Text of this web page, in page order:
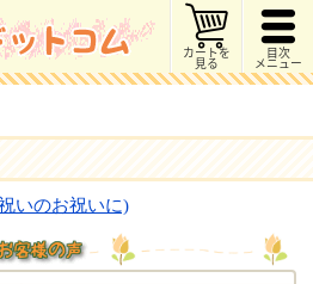
カートを
見る
目次
メニュー
いのお祝いに)